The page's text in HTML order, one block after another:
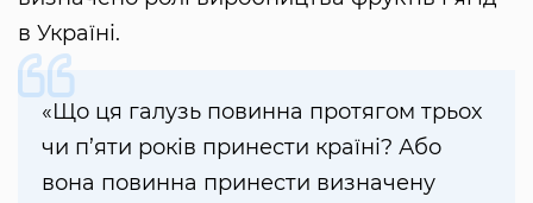
в Україні.
«Що ця галузь повинна протягом трьох
чи п’яти років принести країні? Або
вона повинна принести визначену